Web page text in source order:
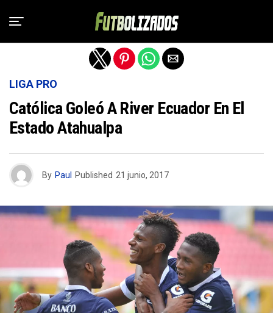
LIGA PRO
Católica Goleó A River Ecuador En El
Estado Atahualpa
By Paul Published 21 junio, 2017
Salir de la versión móvil